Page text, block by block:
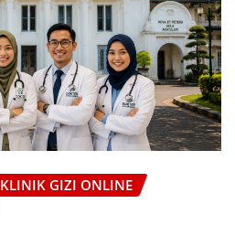
KLINIK GIZI ONLINE